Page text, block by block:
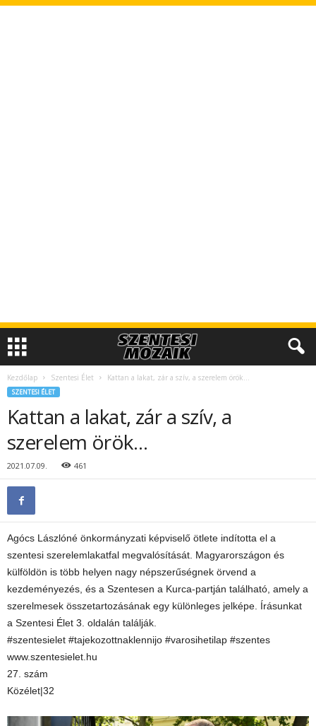
Kezdőlap Szentesi Élet Kattan a lakat, zár a szív, a szerelem örök…
SZENTESI ÉLET
Kattan a lakat, zár a szív, a
szerelem örök…
2021.07.09. 461
Agócs Lászlóné önkormányzati képviselő ötlete indította el a
szentesi szerelemlakatfal megvalósítását. Magyarországon és
külföldön is több helyen nagy népszerűségnek örvend a
kezdeményezés, és a Szentesen a Kurca-partján található, amely a
szerelmesek összetartozásának egy különleges jelképe. Írásunkat
a Szentesi Élet 3. oldalán találják.
#szentesielet #tajekozottnaklennijo #varosihetilap #szentes
www.szentesielet.hu
27. szám
Közélet|32